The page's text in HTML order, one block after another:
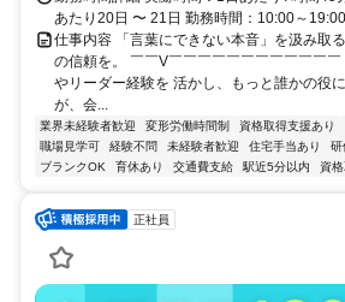
あたり20日 〜 21日 勤務時間：10:00～19:00
仕事内容 「言葉にできない本音」を汲み取
の信頼を。 ￣￣V￣￣￣￣￣￣￣￣￣￣￣
やリーダー経験を 活かし、もっと誰かの役
が、会...
業界未経験者歓迎 変形労働時間制 資格取得支援あり
職場見学可
経験不問 未経験者歓迎 住宅手当あり 研
ブランクOK
育休あり 交通費支給 駅近5分以内 資
正社員